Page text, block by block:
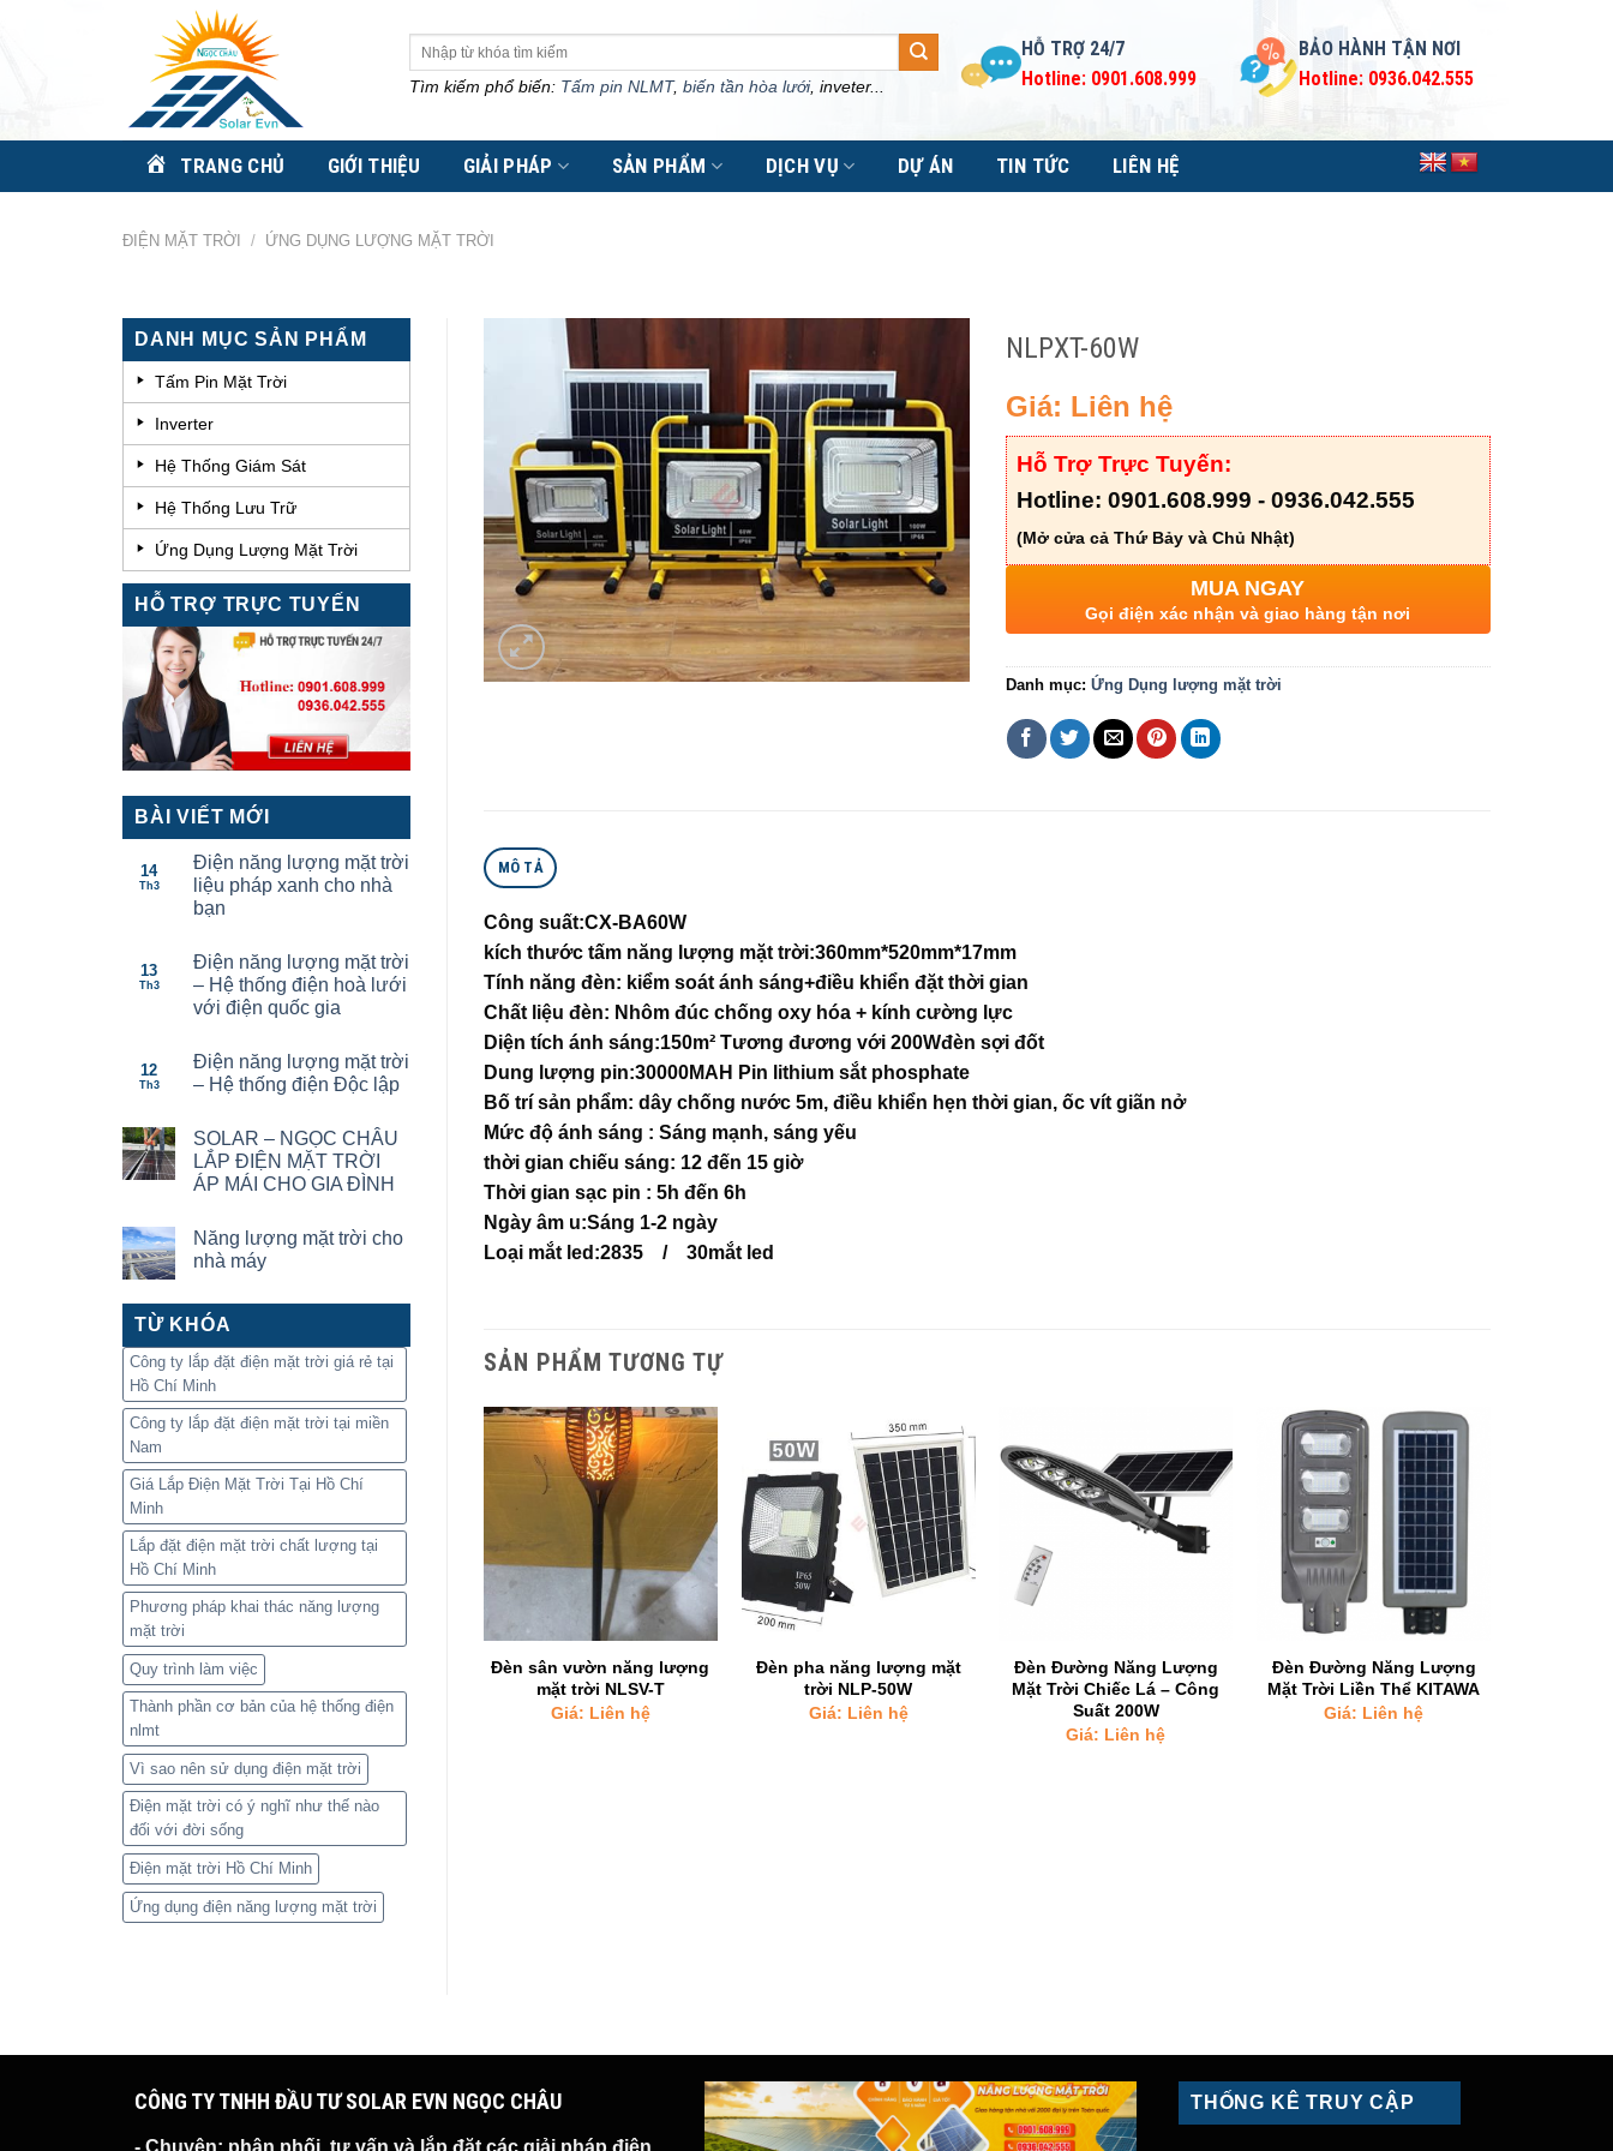
kiếm:
Tìm kiếm phổ biến: Tấm pin NLMT, biến tần hòa lưới, inveter...
HỖ TRỢ 24/7
Hotline: 0901.608.999
BẢO HÀNH TẬN NƠI
Hotline: 0936.042.555
TRANG CHỦ GIỚI THIỆU GIẢI PHÁP SẢN PHẨM DỊCH VỤ DỰ ÁN TIN TỨC LIÊN HỆ
ĐIỆN MẶT TRỜI / ỨNG DỤNG LƯỢNG MẶT TRỜI
DANH MỤC SẢN PHẨM
Tấm Pin Mặt Trời
Inverter
Hệ Thống Giám Sát
Hệ Thống Lưu Trữ
Ứng Dụng Lượng Mặt Trời
HỖ TRỢ TRỰC TUYẾN
BÀI VIẾT MỚI
14
Th3
Điện năng lượng mặt trời
liệu pháp xanh cho nhà
bạn
13
Th3
Điện năng lượng mặt trời
– Hệ thống điện hoà lưới
với điện quốc gia
12
Th3
Điện năng lượng mặt trời
– Hệ thống điện Độc lập
SOLAR – NGỌC CHÂU
LẮP ĐIỆN MẶT TRỜI
ÁP MÁI CHO GIA ĐÌNH
Năng lượng mặt trời cho
nhà máy
TỪ KHÓA
Công ty lắp đặt điện mặt trời giá rẻ tại
Hồ Chí Minh
Công ty lắp đặt điện mặt trời tại miền
Nam
Giá Lắp Điện Mặt Trời Tại Hồ Chí
Minh
Lắp đặt điện mặt trời chất lượng tại
Hồ Chí Minh
Phương pháp khai thác năng lượng
mặt trời
Quy trình làm việc
Thành phần cơ bản của hệ thống điện
nlmt
Vì sao nên sử dụng điện mặt trời
Điện mặt trời có ý nghĩ như thế nào
đối với đời sống
Điện mặt trời Hồ Chí Minh
Ứng dụng điện năng lượng mặt trời
NLPXT-60W
Giá: Liên hệ
Hỗ Trợ Trực Tuyến:
Hotline: 0901.608.999 - 0936.042.555
(Mở cửa cả Thứ Bảy và Chủ Nhật)
MUA NGAY
Gọi điện xác nhận và giao hàng tận nơi
Danh mục: Ứng Dụng lượng mặt trời
MÔ TẢ
Công suất:CX-BA60W
kích thước tấm năng lượng mặt trời:360mm*520mm*17mm
Tính năng đèn: kiểm soát ánh sáng+điều khiển đặt thời gian
Chất liệu đèn: Nhôm đúc chống oxy hóa + kính cường lực
Diện tích ánh sáng:150m² Tương đương với 200Wđèn sợi đốt
Dung lượng pin:30000MAH Pin lithium sắt phosphate
Bố trí sản phẩm: dây chống nước 5m, điều khiển hẹn thời gian, ốc vít giãn nở
Mức độ ánh sáng : Sáng mạnh, sáng yếu
thời gian chiếu sáng: 12 đến 15 giờ
Thời gian sạc pin : 5h đến 6h
Ngày âm u:Sáng 1-2 ngày
Loại mắt led:2835 / 30mắt led
SẢN PHẨM TƯƠNG TỰ
Đèn sân vườn năng lượng
mặt trời NLSV-T
Giá: Liên hệ
Đèn pha năng lượng mặt
trời NLP-50W
Giá: Liên hệ
Đèn Đường Năng Lượng
Mặt Trời Chiếc Lá – Công
Suất 200W
Giá: Liên hệ
Đèn Đường Năng Lượng
Mặt Trời Liền Thể KITAWA
Giá: Liên hệ
pha năng lượng mặt
trời NLP-200W
Giá: Liên hệ
Giá: Liên hệ
CÔNG TY TNHH ĐẦU TƯ SOLAR EVN NGỌC CHÂU
- Chuyên: phân phối, tư vấn và lắp đặt các giải pháp điện
THỐNG KÊ TRUY CẬP